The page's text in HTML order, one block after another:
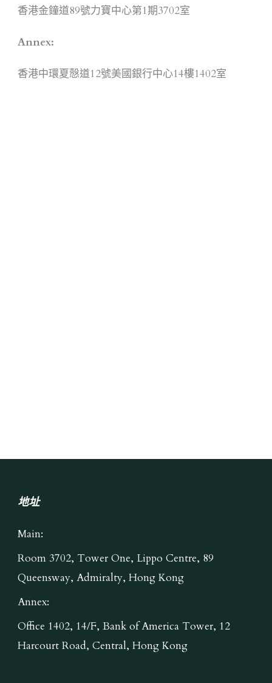
香港金鐘道89號力寶中心第1期3702室
Annex:
香港中環夏慤道12號美國銀行中心14樓1402室
地址
Main:
Room 3702, Tower One, Lippo Centre, 89
Queensway, Admiralty, Hong Kong
Annex:
Office 1402, 14/F, Bank of America Tower, 12
Harcourt Road, Central, Hong Kong